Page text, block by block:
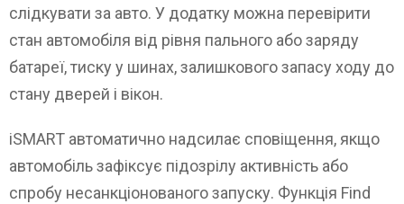
слідкувати за авто. У додатку можна перевірити
стан автомобіля від рівня пального або заряду
батареї, тиску у шинах, залишкового запасу ходу до
стану дверей і вікон.
iSMART автоматично надсилає сповіщення, якщо
автомобіль зафіксує підозрілу активність або
спробу несанкціонованого запуску. Функція Find